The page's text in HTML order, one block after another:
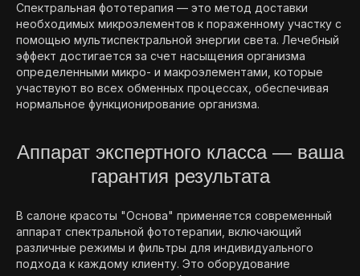
Спектральная фототерапия — это метод доставки
необходимых микроэлементов к пораженному участку с
помощью мультиспектральной энергии света. Лечебный
эффект достигается за счет насыщения организма
определенными микро- и макроэлементами, которые
участвуют во всех обменных процессах, обеспечивая
нормальное функционирование организма.
Аппарат экспертного класса — ваша
гарантия результата
В салоне красоты "Основа" применяется современный
аппарат спектральной фототерапии, включающий
различные режимы и фильтры для индивидуального
подхода к каждому клиенту. Это оборудование